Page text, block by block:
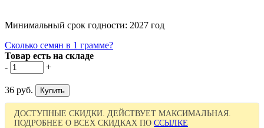
Минимальный срок годности: 2027 год
Сколько семян в 1 грамме?
Товар есть на складе
-
+
36 руб.
ДОСТУПНЫЕ СКИДКИ. ДЕЙСТВУЕТ МАКСИМАЛЬНАЯ.
ПОДРОБНЕЕ О ВСЕХ СКИДКАХ ПО ССЫЛКЕ